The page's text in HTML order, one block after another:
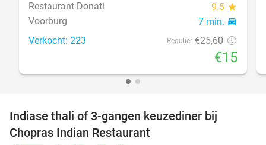
Restaurant Donati
9.5 star
Voorburg 7 min. directions_car
Verkocht: 223 Regulier €25,60
€15
Indiase thali of 3-gangen keuzediner bij
Chopras Indian Restaurant